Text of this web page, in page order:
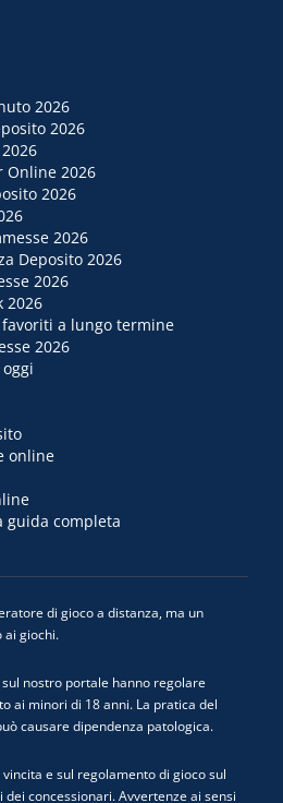
2026
2026
Online 2026
2026
2026
Deposito 2026
2026
2026
a lungo termine
2026
online
guida completa
di gioco a distanza, ma un
ai giochi.
nostro portale hanno regolare
ai minori di 18 anni. La pratica del
causare dipendenza patologica.
e sul regolamento di gioco sul
concessionari. Avvertenze ai sensi